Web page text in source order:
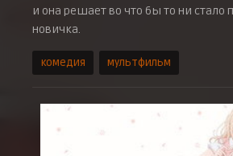
и она решает во что бы то ни стало
новичка.
комедия мультфильм